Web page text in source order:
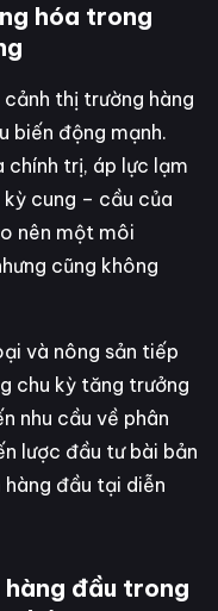
hóa trong
thị trường hàng
biến động mạnh.
chính trị, áp lực lạm
cung – cầu của
nên một môi
cũng không
và nông sản tiếp
chu kỳ tăng trưởng
nhu cầu về phân
lược đầu tư bài bản
đầu tại diễn
hàng đầu trong